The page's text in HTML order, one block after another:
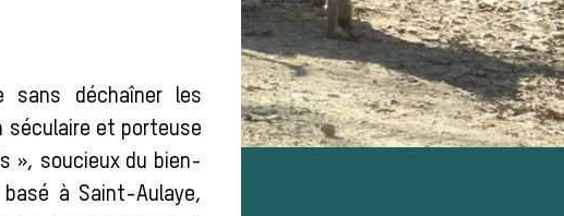
déchaîner les
séculaire et porteuse
», soucieux du bien-
à Saint-Aulaye,